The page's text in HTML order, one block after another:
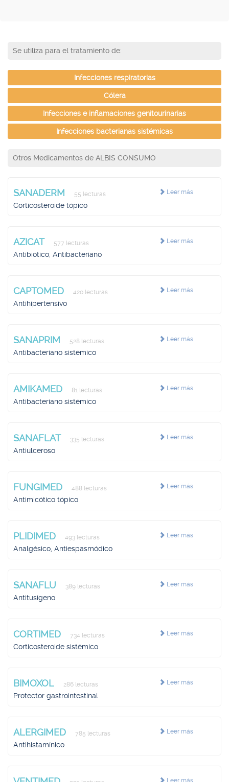
Se utiliza para el tratamiento de:
Infecciones respiratorias
Cólera
Infecciones e inflamaciones genitourinarias
Infecciones bacterianas sistémicas
Otros Medicamentos de ALBIS CONSUMO
Leer más
SANADERM 55 lecturas
Corticosteroide tópico
Leer más
AZICAT 577 lecturas
Antibiótico, Antibacteriano
Leer más
CAPTOMED 420 lecturas
Antihipertensivo
Leer más
SANAPRIM 528 lecturas
Antibacteriano sistémico
Leer más
AMIKAMED 81 lecturas
Antibacteriano sistémico
Leer más
SANAFLAT 335 lecturas
Antiulceroso
Leer más
FUNGIMED 488 lecturas
Antimicótico tópico
Leer más
PLIDIMED 493 lecturas
Analgésico, Antiespasmódico
Leer más
SANAFLU 389 lecturas
Antitusígeno
Leer más
CORTIMED 734 lecturas
Corticosteroide sistémico
Leer más
BIMOXOL 286 lecturas
Protector gastrointestinal
Leer más
ALERGIMED 785 lecturas
Antihistamínico
Leer más